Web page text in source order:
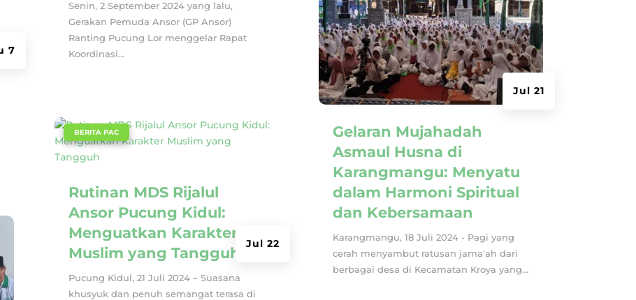
7
Senin, 2 September 2024 yang lalu,
Gerakan Pemuda Ansor (GP Ansor)
Ranting Pucung Lor menggelar Rapat
Koordinasi...
Rutinan MDS Rijalul
Ansor Pucung Kidul:
Menguatkan Karakter
Muslim yang Tangguh
Jul 22
BERITA PAC
Pucung Kidul, 21 Juli 2024 – Suasana
khusyuk dan penuh semangat terasa di
Gelaran Mujahadah
Asmaul Husna di
Karangmangu: Menyatu
dalam Harmoni Spiritual
dan Kebersamaan
Jul 21
Karangmangu, 18 Juli 2024 - Pagi yang
cerah menyambut ratusan jama'ah dari
berbagai desa di Kecamatan Kroya yang...